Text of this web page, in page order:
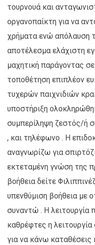
τουρνουά και
οργανοπαίκτη για να
χρήματα ενώ απόλαυση
αποτέλεσμα ελάχιστη
μαχητική παράγοντας
τοποθέτηση επιπλέον
τυχερών παιχνιδιών
υποστήριξη
συμπερίληψη ζεστός/ή
, και τηλέφωνο . Η
αναγνωρίζω για
εκτεταμένη γνώση της
βοήθεια δείτε
υπενθύμιση βοήθεια με
συναντώ . Η λειτουργία
καθρέφτες η
για να κάνω καταθέσεις